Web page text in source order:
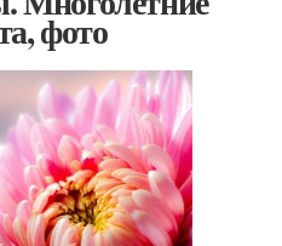
фото